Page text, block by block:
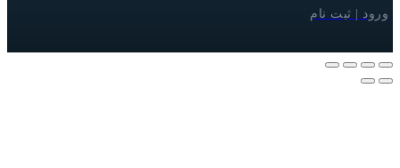
ورود | ثبت نام